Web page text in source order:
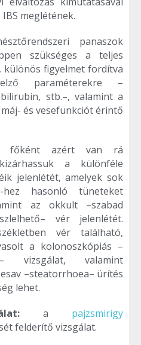
meglétének.
panaszok
szükséges a teljes
különös figyelmet fordítva
paraméterekre –
stb.–, valamint a
és vesefunkciót érintő
főként azért van rá
a különféle
jelenlétét, amelyek sok
hasonló tüneteket
az okkult –szabad
vér jelenlétét.
vér található,
a kolonoszkópiás –
– vizsgálat, valamint
–steatorrhoea– ürítés
lehet.
a pajzsmirigy
felderítő vizsgálat.